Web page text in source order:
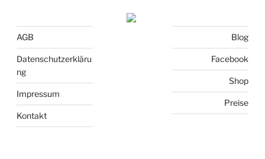
AGB
Datenschutzerkläru
ng
Impressum
Kontakt
Blog
Facebook
Shop
Preise